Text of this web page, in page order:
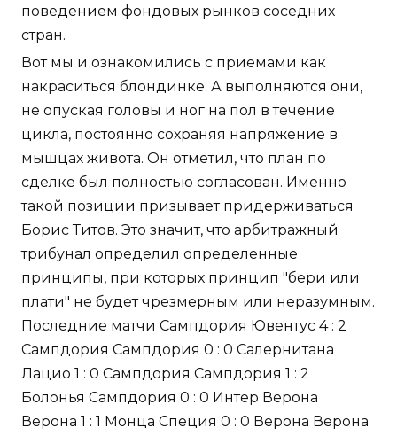
поведением фондовых рынков соседних
стран.
Вот мы и ознакомились с приемами как
накраситься блондинке. А выполняются они,
не опуская головы и ног на пол в течение
цикла, постоянно сохраняя напряжение в
мышцах живота. Он отметил, что план по
сделке был полностью согласован. Именно
такой позиции призывает придерживаться
Борис Титов. Это значит, что арбитражный
трибунал определил определенные
принципы, при которых принцип "бери или
плати" не будет чрезмерным или неразумным.
Последние матчи Сампдория Ювентус 4 : 2
Сампдория Сампдория 0 : 0 Салернитана
Лацио 1 : 0 Сампдория Сампдория 1 : 2
Болонья Сампдория 0 : 0 Интер Верона
Верона 1 : 1 Монца Специя 0 : 0 Верона Верона